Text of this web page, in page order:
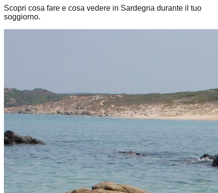
Scopri cosa fare e cosa vedere in Sardegna durante il tuo
soggiorno.